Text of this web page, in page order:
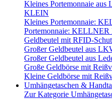
Kleines Portemonnaie
KLEIN
Kleines Portemonnaie:
Portemonnaie: KELLNER
Geldbeutel mit RFID-
Großer Geldbeutel aus
Großer Geldbeutel aus
Große Geldbörse mit
Kleine Geldbörse mit
Umhängetaschen &
Zur Kategorie